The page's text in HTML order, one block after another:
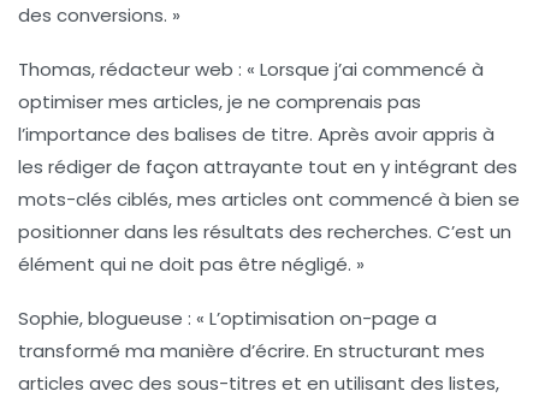
des conversions. »
Thomas, rédacteur web : « Lorsque j’ai commencé à
optimiser mes articles, je ne comprenais pas
l’importance des balises de titre. Après avoir appris à
les rédiger de façon attrayante tout en y intégrant des
mots-clés ciblés, mes articles ont commencé à bien se
positionner dans les résultats des recherches. C’est un
élément qui ne doit pas être négligé. »
Sophie, blogueuse : « L’optimisation on-page a
transformé ma manière d’écrire. En structurant mes
articles avec des sous-titres et en utilisant des listes,